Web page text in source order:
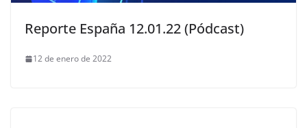
Reporte España 12.01.22 (Pódcast)
12 de enero de 2022